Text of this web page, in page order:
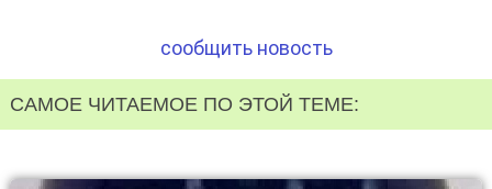
сообщить новость
САМОЕ ЧИТАЕМОЕ ПО ЭТОЙ ТЕМЕ: